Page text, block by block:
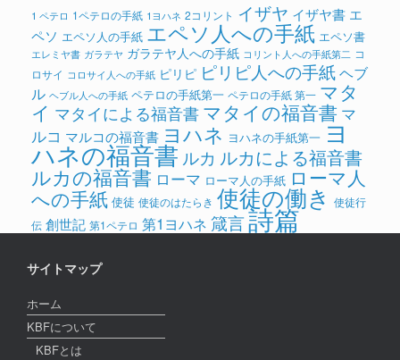
1 ペテロ 1ペテロの手紙 1ヨハネ 2コリント イザヤ イザヤ書 エ
ペソ エペソ人の手紙 エペソ人への手紙 エペソ書
エレミヤ書 ガラテヤ ガラテヤ人への手紙 コリント人への手紙第二 コ
ロサイ コロサイ人への手紙 ピリピ ピリピ人への手紙ヘブ
ル ヘブル人への手紙 ペテロの手紙第一 ペテロの手紙 第一 マタ
イ マタイによる福音書 マタイの福音書 マ
ルコ マルコの福音書 ヨハネ ヨハネの手紙第一 ヨ
ハネの福音書 ルカ ルカによる福音書
ルカの福音書 ローマ ローマ人の手紙 ローマ人
への手紙 使徒 使徒のはたらき 使徒の働き 使徒行
伝 創世記 第1ペテロ 第1ヨハネ 箴言詩篇
サイトマップ
ホーム
KBFについて
KBFとは